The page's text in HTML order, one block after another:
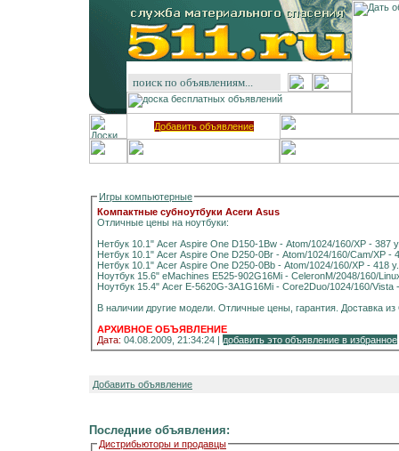
Добавить объявление
Игры компьютерные
Компактные субноутбуки Acerи Asus
Отличные цены на ноутбуки:
Нетбук 10.1" Acer Aspire One D150-1Bw - Atom/1024/160/XP - 387
Нетбук 10.1" Acer Aspire One D250-0Br - Atom/1024/160/Cam/XP -
Нетбук 10.1" Acer Aspire One D250-0Bb - Atom/1024/160/XP - 418
Ноутбук 15.6" eMachines E525-902G16Mi - CeleronM/2048/160/
Ноутбук 15.4" Acer E-5620G-3A1G16Mi - Core2Duo/1024/160/Vista
В наличии другие модели.
АРХИВНОЕ ОБЪЯВЛЕНИЕ
Дата: 04.08.2009, 21:34:24 | добавить это объявление в избранное
Добавить объявление
Последние объявления:
Дистрибьюторы и продавцы